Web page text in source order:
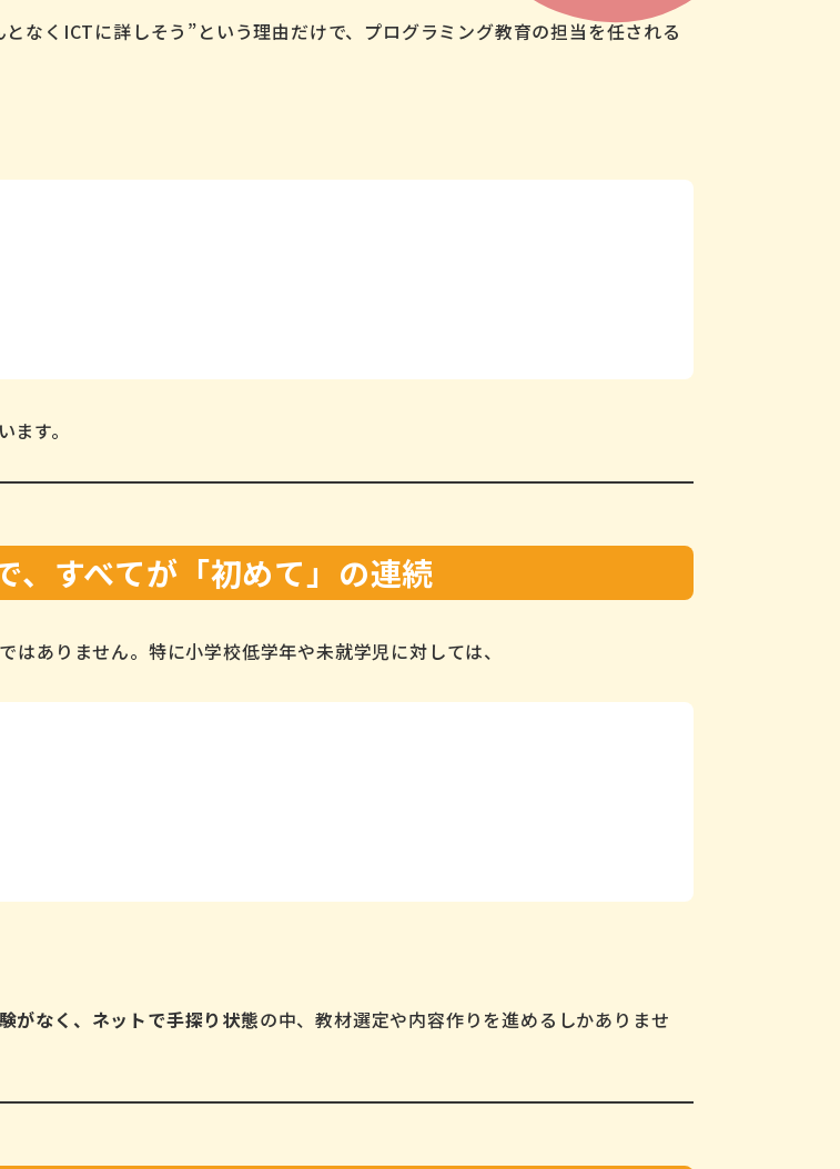
なくICTに詳しそう”という理由だけで、プログラミング教育の担当を任される
ます。
、すべてが「初めて」の連続
ありません。特に小学校低学年や未就学児に対しては、
がなく、ネットで手探り状態の中、教材選定や内容作りを進めるしかありませ